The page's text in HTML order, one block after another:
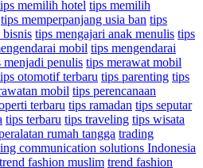
memilih hotel tips memilih
tips memperpanjang usia ban tips
bisnis tips mengajari anak menulis tips
mobil tips mengendarai
menjadi penulis tips merawat mobil
otomotif terbaru tips parenting tips
mobil tips perencanaan
terbaru tips ramadan tips seputar
tips terbaru tips traveling tips wisata
rumah tangga trading
communication solutions Indonesia
trend fashion muslim trend fashion